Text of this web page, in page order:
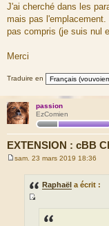
J'ai cherché dans les
mais pas
pas compris (je suis nul
Merci
Traduire en
passion
EzComien
EXTENSION : cBB
sam. 23 mars 2019 18:36
Raphaël a écrit :